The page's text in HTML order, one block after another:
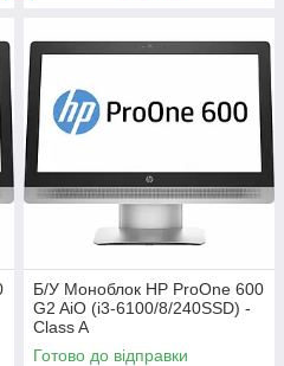
Б/У Моноблок HP ProOne 600
G2 AiO (i3-6100/8/240SSD) -
Class A
Готово до відправки